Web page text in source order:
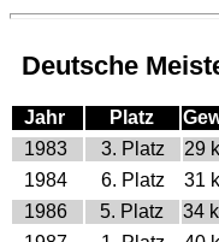
Deutsche
Jahr Platz
1983
3. Platz 29
1984
6. Platz 31
1986
5. Platz 34